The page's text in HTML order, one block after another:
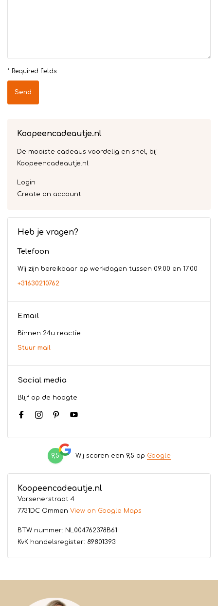
* Required fields
Send
Koopeencadeautje.nl
De mooiste cadeaus voordelig en snel, bij
Koopeencadeautje.nl
Login
Create an account
Heb je vragen?
Telefoon
Wij zijn bereikbaar op werkdagen tussen 09:00 en 17:00
+31630210762
Email
Binnen 24u reactie
Stuur mail
Social media
Blijf op de hoogte
9,5 Wij scoren een 9,5op Google
Koopeencadeautje.nl
Varsenerstraat 4
7731DC Ommen View on Google Maps
BTW nummer: NL004762378B61
KvK handelsregister: 89801393